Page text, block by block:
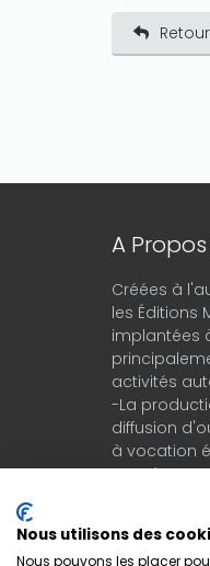
A Propos
Créées à
les Éditions
implantées
activités
-La
diffusion
à vocation
-Le négoce
Nous utilisons des
Nous pouvons les placer